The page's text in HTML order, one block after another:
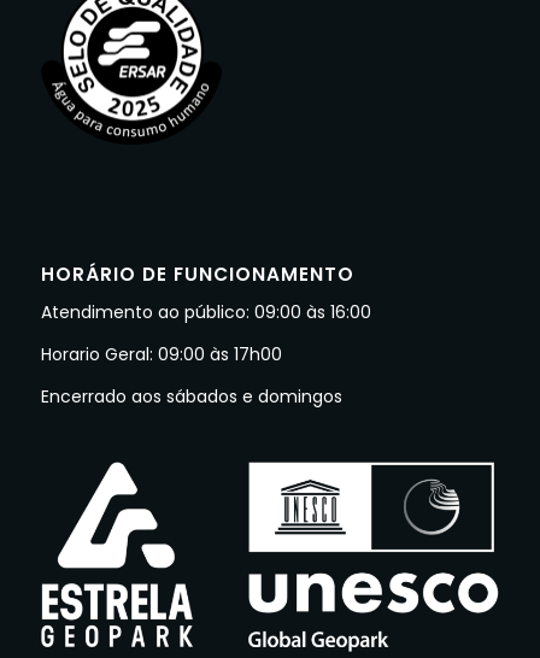
HORÁRIO DE FUNCIONAMENTO
Atendimento ao público: 09:00 às 16:00
Horario Geral: 09:00 às 17h00
Encerrado aos sábados e domingos